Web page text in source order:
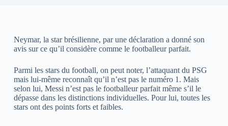
Neymar, la star brésilienne, par une déclaration a donné son
avis sur ce qu’il considère comme le footballeur parfait.
Parmi les stars du football, on peut noter, l’attaquant du PSG
mais lui-même reconnaît qu’il n’est pas le numéro 1. Mais
selon lui, Messi n’est pas le footballeur parfait même s’il le
dépasse dans les distinctions individuelles. Pour lui, toutes les
stars ont des points forts et faibles.